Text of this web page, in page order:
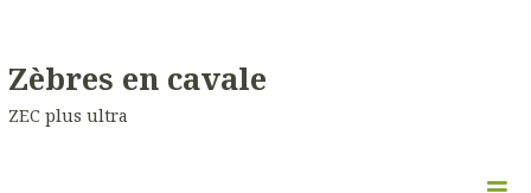
Zèbres en cavale
ZEC plus ultra